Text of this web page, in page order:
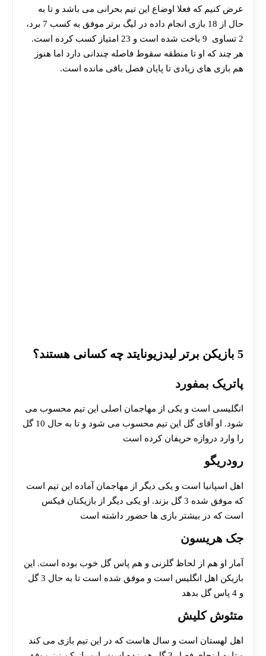
عرض کنیم که فعلا اوضاع این تیم بحرانی می باشد و تا به
حال از 18 بازی انجام داده در لیگ برتر موفق به کسب 7 برد،
2 تساوی 9 باخت شده است و 23 امتیاز کسب کرده است.
هر چند که او تا منطقه سقوط فاصله چندانی دارد اما هنوز
هم بازی های زیادی تا پایان فصل باقی مانده است.
5 بازیکن برتر لیدزیونایتد چه کسانی هستند؟
پاتریک بمفورد
انگلیسی است و یکی از مهاجمان اصلی این تیم محسوب می
شود. او آقای گل این تیم محسوب می شود و تا به حال 10 گل
را وارد دروازه حریفان کرده است
رودریگو
اهل اسپانیا است و یکی دیگر از مهاجمان آماده این تیم است
که موفق شده 3 گل بزند. او یکی دیگر از بازیکنان فیکس
است که در بیشتر بازی ها حضور داشته است
جک هریسون
آمار او هم از لحاظ گلزنی و هم پاس گل خوب بوده است. این
بازیکن اهل انگلیس است و موفق شده است تا به حال 3 گل
و 4 پاس گل بدهد
متئوش کلیش
اهل لهستان است و سال هاست که در این تیم بازی می کند